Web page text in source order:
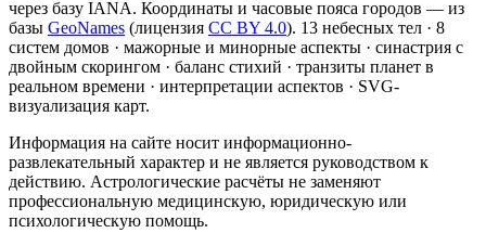
через базу IANA. Координаты и часовые пояса городов — из
базы GeoNames (лицензия CC BY 4.0). 13 небесных тел · 8
систем домов · мажорные и минорные аспекты · синастрия с
двойным скорингом · баланс стихий · транзиты планет в
реальном времени · интерпретации аспектов · SVG-
визуализация карт.
Информация на сайте носит информационно-
развлекательный характер и не является руководством к
действию. Астрологические расчёты не заменяют
профессиональную медицинскую, юридическую или
психологическую помощь.